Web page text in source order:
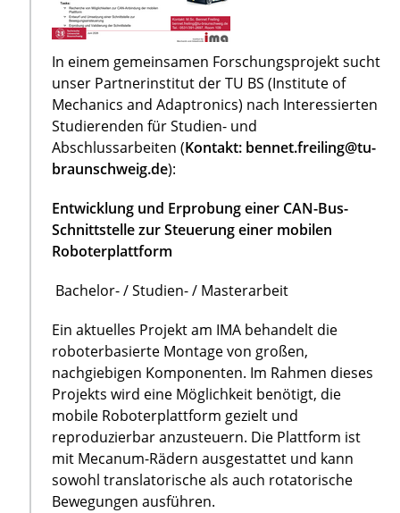
In einem gemeinsamen Forschungsprojekt sucht
unser Partnerinstitut der TU BS (Institute of
Mechanics and Adaptronics) nach Interessierten
Studierenden für Studien- und
Abschlussarbeiten (Kontakt: bennet.freiling@tu-
braunschweig.de):
Entwicklung und Erprobung einer CAN-Bus-
Schnittstelle zur Steuerung einer mobilen
Roboterplattform
Bachelor- / Studien- / Masterarbeit
Ein aktuelles Projekt am IMA behandelt die
roboterbasierte Montage von großen,
nachgiebigen Komponenten. Im Rahmen dieses
Projekts wird eine Möglichkeit benötigt, die
mobile Roboterplattform gezielt und
reproduzierbar anzusteuern. Die Plattform ist
mit Mecanum-Rädern ausgestattet und kann
sowohl translatorische als auch rotatorische
Bewegungen ausführen.